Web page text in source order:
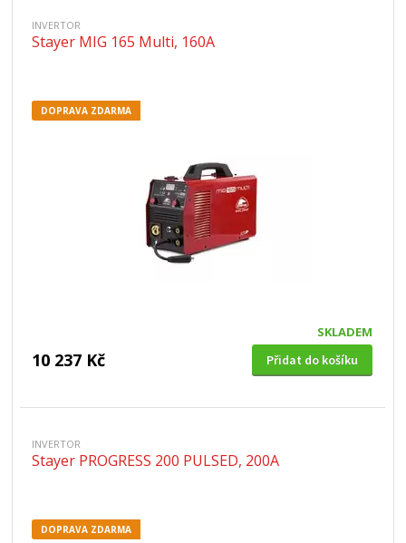
INVERTOR
Stayer MIG 165 Multi, 160A
DOPRAVA ZDARMA
SKLADEM
10 237 Kč Přidat do košíku
INVERTOR
Stayer PROGRESS 200 PULSED, 200A
DOPRAVA ZDARMA